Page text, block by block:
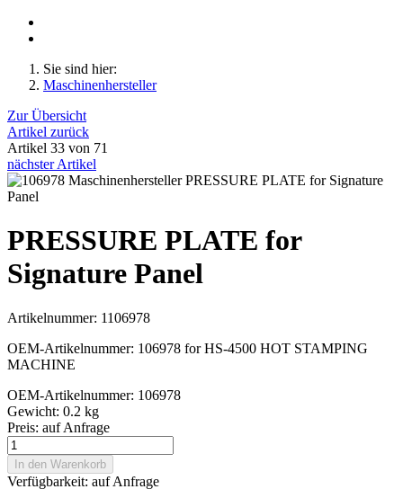
Sie sind hier:
Maschinenhersteller
Zur Übersicht
Artikel zurück
Artikel 33 von 71
nächster Artikel
PRESSURE PLATE for
Signature Panel
Artikelnummer: 1106978
OEM-Artikelnummer: 106978 for HS-4500 HOT STAMPING
MACHINE
OEM-Artikelnummer: 106978
Gewicht: 0.2 kg
Preis: auf Anfrage
In den Warenkorb
Verfügbarkeit: auf Anfrage